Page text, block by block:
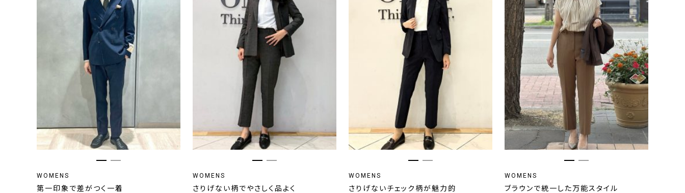
WOMENS
第一印象で差がつく一着
WOMENS
さりげない柄でやさしく品よく
WOMENS
さりげないチェック柄が魅力的
WOMENS
ブラウンで統一した万能スタイル